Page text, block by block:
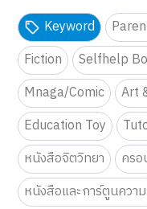
Keyword
Fiction
Selfhelp
Mnaga/Comic
Art
Education Toy
หนังสือจิตวิทยา
ครอ
หนังสือและการ์ตูนควา